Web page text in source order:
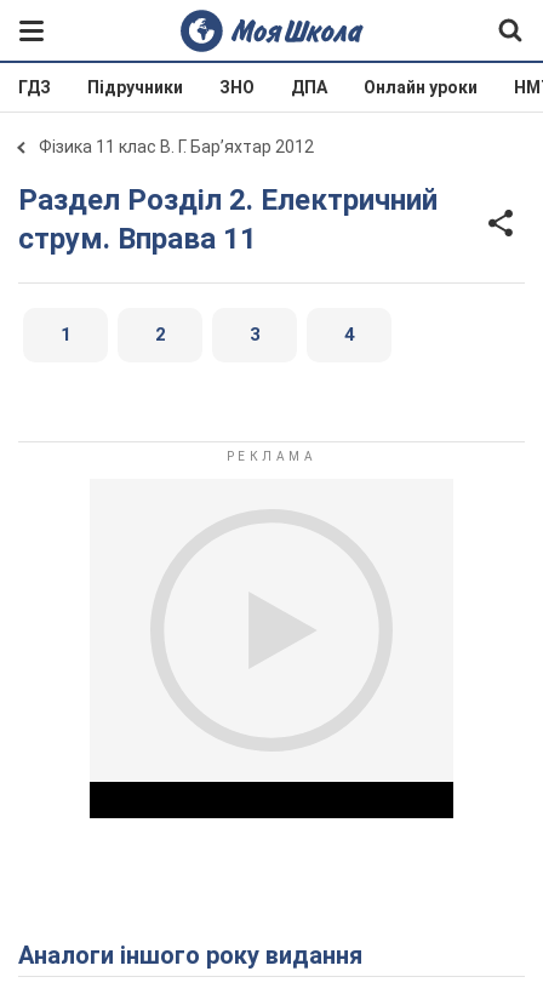
ГДЗ Підручники ЗНО ДПА Онлайн уроки
Фізика 11 клас В. Г. Бар’яхтар 2012
Раздел Розділ 2. Електричний
струм. Вправа 11
1 2 3 4
Play Video
Аналоги іншого року видання